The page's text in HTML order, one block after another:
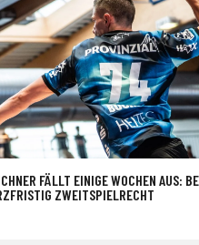
FÄLLT EINIGE WOCHEN AUS:
ZWEITSPIELRECHT